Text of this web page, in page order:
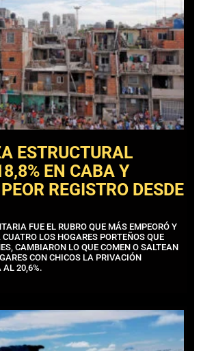
ESTRUCTURAL
EN CABA Y
REGISTRO DESDE
FUE EL RUBRO QUE MÁS EMPEORÓ Y
LOS HOGARES PORTEÑOS QUE
CAMBIARON LO QUE COMEN O SALTEAN
CON CHICOS LA PRIVACIÓN
AL 20,6%.